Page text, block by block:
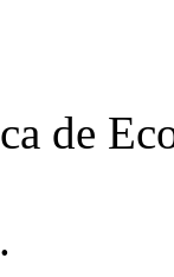
de